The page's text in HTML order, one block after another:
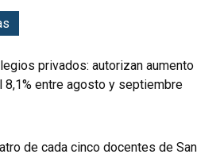
privados: autorizan aumento
8,1% entre agosto y septiembre
de cada cinco docentes de San